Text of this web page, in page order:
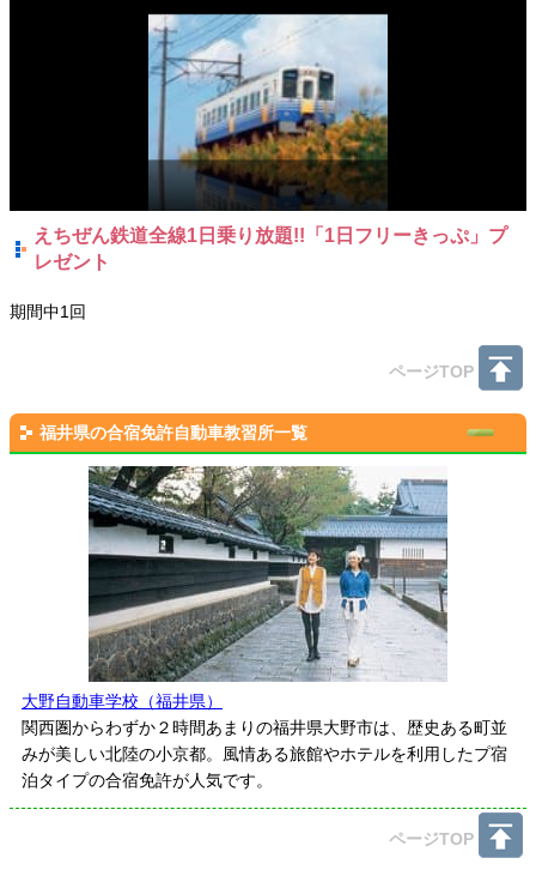
えちぜん鉄道全線1日乗り放題!!「1日フリーきっぷ」プ
レゼント
期間中1回
ページTOP
福井県の合宿免許自動車教習所一覧
大野自動車学校（福井県）
関西圏からわずか２時間あまりの福井県大野市は、歴史ある町並
みが美しい北陸の小京都。風情ある旅館やホテルを利用したプ宿
泊タイプの合宿免許が人気です。
ページTOP